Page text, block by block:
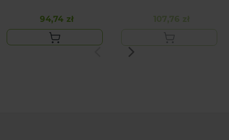
STERYLIZOWANYCH 2 KG
Cena
94,74 zł
Cena
107,76 zł